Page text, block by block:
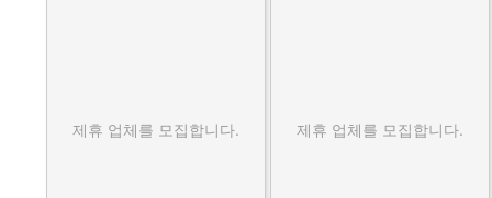
제휴 업체를 모집합니다. 제휴 업체를 모집합니다.